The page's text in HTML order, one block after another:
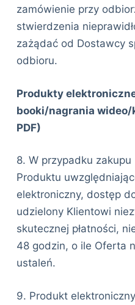
zamówienie przy
stwierdzenia
zażądać od Dostawcy
odbioru.
Produkty
booki/nagrania
PDF)
8. W przypadku zakupu
Produktu
elektroniczny, dostęp
udzielony Klientowi
skutecznej płatności,
48 godzin, o ile Oferta
ustaleń.
9. Produkt